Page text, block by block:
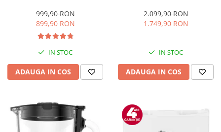
83.2 cm, Negru
999,90 RON
899,90 RON
IN STOC
ADAUGA IN COS
LED, H 141 cm, Negru
2.099,90 RON
1.749,90 RON
IN STOC
ADAUGA IN COS